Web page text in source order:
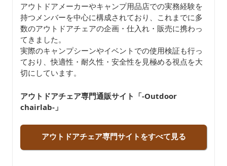
アウトドアメーカーやキャンプ用品店での実務経験を
持つメンバーを中心に構成されており、これまでに多
数のアウトドアチェアの企画・仕入れ・販売に携わっ
てきました。
実際のキャンプシーンやイベントでの使用検証も行っ
ており、快適性・耐久性・安全性を見極める視点を大
切にしています。
アウトドアチェア専門通販サイト「-Outdoor
chairlab-」
アウトドアチェア専門サイトをすべて見る